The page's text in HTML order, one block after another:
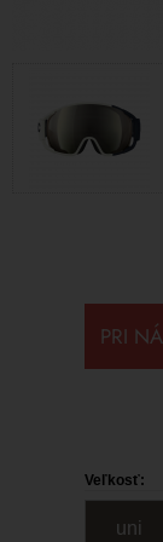
Veľkosť:
uni